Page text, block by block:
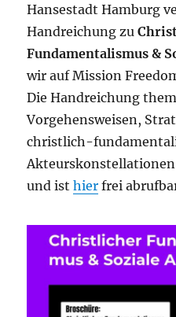
Hansestadt Hamburg
Handreichung zu
Fundamentalismus &
wir auf Mission
Die Handreichung
Vorgehensweisen,
christlich-
und isthier frei